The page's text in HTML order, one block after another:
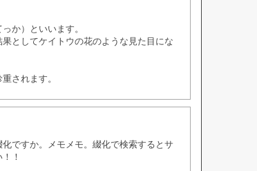
か）といいます。
としてケイトウの花のような見た目にな
されます。
ですか。メモメモ。綴化で検索するとサ
！